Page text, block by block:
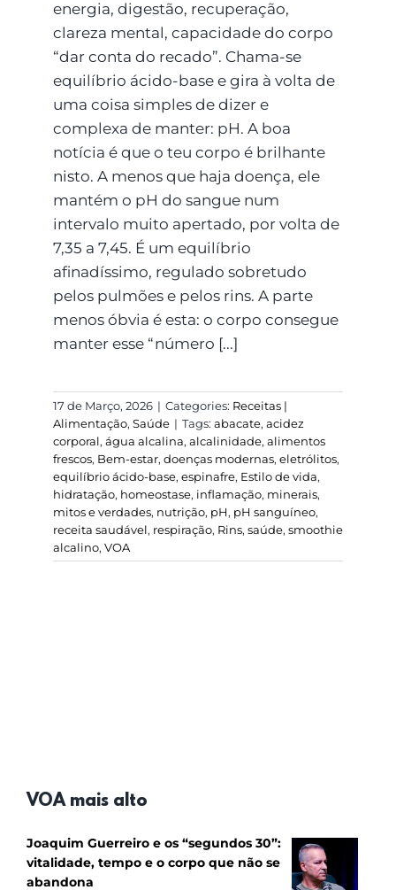
energia, digestão, recuperação,
clareza mental, capacidade do corpo
“dar conta do recado”. Chama-se
equilíbrio ácido-base e gira à volta de
uma coisa simples de dizer e
complexa de manter: pH. A boa
notícia é que o teu corpo é brilhante
nisto. A menos que haja doença, ele
mantém o pH do sangue num
intervalo muito apertado, por volta de
7,35 a 7,45. É um equilíbrio
afinadíssimo, regulado sobretudo
pelos pulmões e pelos rins. A parte
menos óbvia é esta: o corpo consegue
manter esse “número [...]
17 de Março, 2026 | Categories: Receitas |
Alimentação, Saúde | Tags: abacate, acidez
corporal, água alcalina, alcalinidade, alimentos
frescos, Bem-estar, doenças modernas, eletrólitos,
equilíbrio ácido-base, espinafre, Estilo de vida,
hidratação, homeostase, inflamação, minerais,
mitos e verdades, nutrição, pH, pH sanguíneo,
receita saudável, respiração, Rins, saúde, smoothie
alcalino, VOA
VOA mais alto
Joaquim Guerreiro e os “segundos 30”:
vitalidade, tempo e o corpo que não se
abandona